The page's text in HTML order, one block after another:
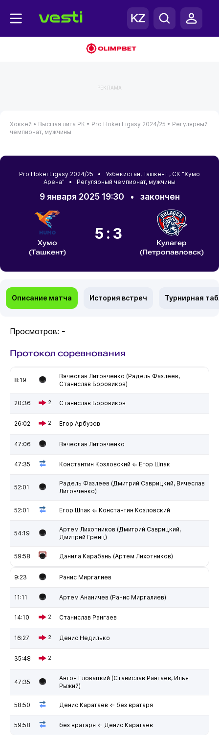
РЕКЛАМА
Хоккей • Высшая лига РК • Pro Hokei Ligasy 2024/25 • Регулярный
чемпионат, мужчины
Pro Hokei Ligasy 2024/25 • Узбекистан, Ташкент , СК "Хумо
Арена" • Регулярный чемпионат, мужчины
9 января 2025 19:30 • закончен
Хумо
(Ташкент)
5:3
Кулагер
(Петропавловск)
Описание матча История встреч Турнирная
Просмотров: -
Протокол соревнования
8:19
Вячеслав Литовченко (Радель Фазлеев,
Станислав Боровиков)
20:36 2 Станислав Боровиков
26:02 2 Егор Арбузов
47:06 Вячеслав Литовченко
47:35 Константин Козловский ⇐ Егор Шпак
52:01
Радель Фазлеев (Дмитрий Саврицкий, Вячеслав
Литовченко)
52:01 Егор Шпак ⇐ Константин Козловский
54:19
Артем Лихотников (Дмитрий Саврицкий,
Дмитрий Гренц)
59:58 Данила Карабань (Артем Лихотников)
9:23 Ранис Миргалиев
11:11 Артем Ананичев (Ранис Миргалиев)
14:10 2 Станислав Рангаев
16:27 2 Денис Недилько
35:48 2
47:35
Антон Гловацкий (Станислав Рангаев, Илья
Рыжий)
58:50 Денис Каратаев ⇐ без вратаря
59:58 без вратаря ⇐ Денис Каратаев